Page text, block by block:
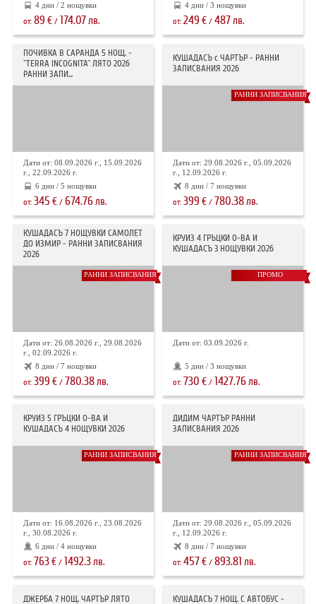
4 дни / 2 нощувки
от: 89 €/ 174.07лв.
4 дни / 3 нощувки
от:249 € /487лв.
ПОЧИВКА В САРАНДА 5 НОЩ. -
"TERRA INCOGNITA" ЛЯТО 2026
РАННИ ЗАПИ...
Дати от: 08.09.2026 г., 15.09.2026
г., 22.09.2026 г.
6 дни / 5 нощувки
от: 345 €/ 674.76 лв.
КУШАДАСЪ с ЧАРТЪР - РАННИ
ЗАПИСВАНИЯ 2026
РАННИ ЗАПИСВАНИЯ
Дати от: 29.08.2026 г., 05.09.2026
г., 12.09.2026 г.
8 дни / 7 нощувки
от:399 € / 780.38 лв.
КУШАДАСЪ 7 НОЩУВКИ САМОЛЕТ
ДО ИЗМИР - РАННИ ЗАПИСВАНИЯ
2026
РАННИ ЗАПИСВАНИЯ
Дати от: 26.08.2026 г., 29.08.2026
г., 02.09.2026 г.
8 дни / 7 нощувки
от: 399 €/ 780.38лв.
КРУИЗ 4 ГРЪЦКИ О-ВА И
КУШАДАСЪ 3 НОЩУВКИ 2026
ПРОМО
Дати от: 03.09.2026 г.
5 дни / 3 нощувки
от: 730 € / 1427.76лв.
КРУИЗ 5 ГРЪЦКИ О-ВА И
КУШАДАСЪ 4 НОЩУВКИ 2026
РАННИ ЗАПИСВАНИЯ
Дати от: 16.08.2026 г., 23.08.2026
г., 30.08.2026 г.
6 дни / 4 нощувки
от: 763€/ 1492.3лв.
ДИДИМ ЧАРТЪР РАННИ
ЗАПИСВАНИЯ 2026
РАННИ ЗАПИСВАНИЯ
Дати от: 29.08.2026 г., 05.09.2026
г., 12.09.2026 г.
8 дни / 7 нощувки
от:457€ /893.81 лв.
ДЖЕРБА 7 НОЩ. ЧАРТЪР ЛЯТО
КУШАДАСЪ 7 НОЩ. С АВТОБУС -